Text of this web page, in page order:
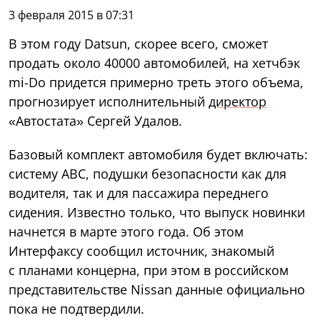
3 февраля 2015 в 07:31
В этом году Datsun, скорее всего, сможет
продать около 40000 автомобилей, на хетчбэк
mi-Do придется примерно треть этого объема,
прогнозирует исполнительный директор
«Автостата» Сергей Удалов.
Базовый комплект автомобиля будет включать:
систему ABC, подушки безопасности как для
водителя, так и для пассажира переднего
сидения. Известно только, что выпуск новинки
начнется в марте этого года. Об этом
Интерфаксу сообщил источник, знакомый
с планами концерна, при этом в российском
представительстве Nissan данные официально
пока не подтвердили.